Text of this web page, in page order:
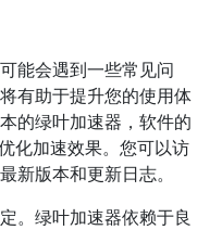
能会遇到一些常见问
有助于提升您的使用体
的绿叶加速器，软件的
化加速效果。您可以访
新版本和更新日志。
。绿叶加速器依赖于良